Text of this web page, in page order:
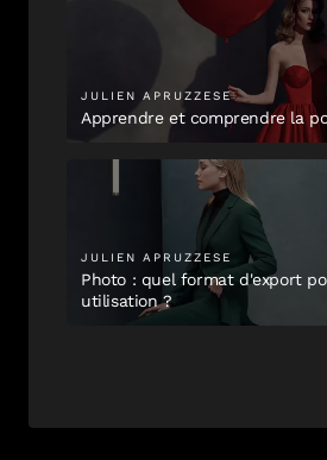
JULIEN APRUZZESE
Apprendre et comprendre la
JULIEN APRUZZESE
Photo : quel format d'export
utilisation ?